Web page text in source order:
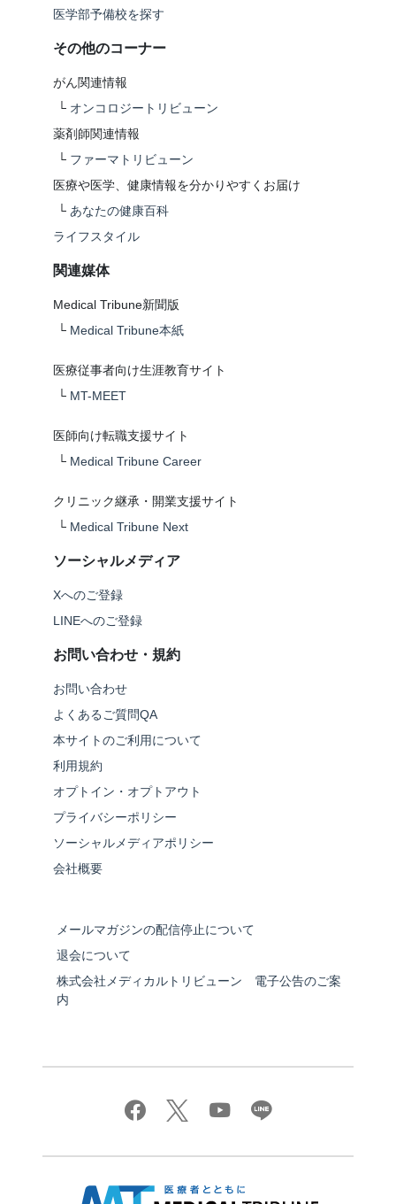
医学部予備校を探す
その他のコーナー
がん関連情報
└ オンコロジートリビューン
薬剤師関連情報
└ ファーマトリビューン
医療や医学、健康情報を分かりやすくお届け
└ あなたの健康百科
ライフスタイル
関連媒体
Medical Tribune新聞版
└ Medical Tribune本紙
医療従事者向け生涯教育サイト
└ MT-MEET
医師向け転職支援サイト
└ Medical Tribune Career
クリニック継承・開業支援サイト
└ Medical Tribune Next
ソーシャルメディア
Xへのご登録
LINEへのご登録
お問い合わせ・規約
お問い合わせ
よくあるご質問QA
本サイトのご利用について
利用規約
オプトイン・オプトアウト
プライバシーポリシー
ソーシャルメディアポリシー
会社概要
メールマガジンの配信停止について
退会について
株式会社メディカルトリビューン 電子公告のご案
内